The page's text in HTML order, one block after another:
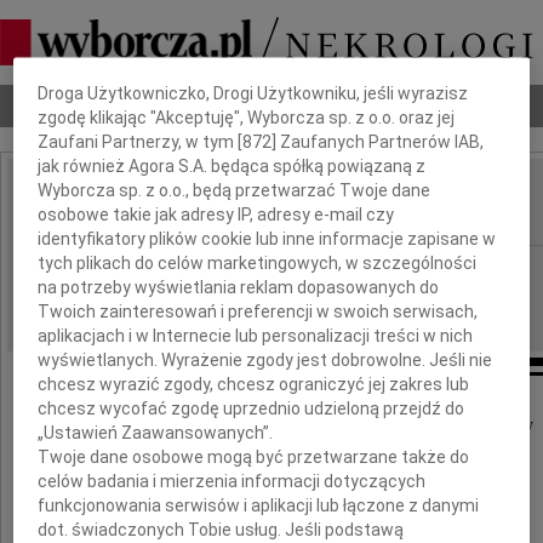
Nekrologi Odeszli Poradnik pogrzebowy
IMIĘ I NAZWISKO: Mariusz Grabicki
REGION: Łódź
DATA EMISJI: 12.06.2017
Z głębokim żalem i poczuciem wielkiej straty
żegnamy
Dbamy o Twoją prywatność
Droga Użytkowniczko, Drogi Użytkowniku, jeśli wyrazisz
zgodę klikając "Akceptuję", Wyborcza sp. z o.o. oraz jej
Zaufani Partnerzy, w tym [872 ] Zaufanych Partnerów IAB,
jak również Agora S.A. będąca spółką powiązaną z
Wyborcza sp. z o.o., będą przetwarzać Twoje dane
osobowe takie jak adresy IP, adresy e-mail czy
identyfikatory plików cookie lub inne informacje zapisane w
tych plikach do celów marketingowych, w szczególności
na potrzeby wyświetlania reklam dopasowanych do
Twoich zainteresowań i preferencji w swoich serwisach,
aplikacjach i w Internecie lub personalizacji treści w nich
wyświetlanych. Wyrażenie zgody jest dobrowolne. Jeśli nie
chcesz wyrazić zgody, chcesz ograniczyć jej zakres lub
chcesz wycofać zgodę uprzednio udzieloną przejdź do
„Ustawień Zaawansowanych”.
Twoje dane osobowe mogą być przetwarzane także do
celów badania i mierzenia informacji dotyczących
funkcjonowania serwisów i aplikacji lub łączone z danymi
dot. świadczonych Tobie usług. Jeśli podstawą